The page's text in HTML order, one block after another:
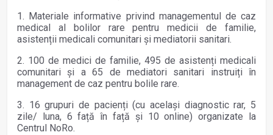
1. Materiale informative privind managementul de caz
medical al bolilor rare pentru medicii de familie,
asistenții medicali comunitari și mediatorii sanitari.
2. 100 de medici de familie, 495 de asistenți medicali
comunitari și a 65 de mediatori sanitari instruiți în
management de caz pentru bolile rare.
3. 16 grupuri de pacienți (cu același diagnostic rar, 5
zile/ luna, 6 față în față și 10 online) organizate la
Centrul NoRo.